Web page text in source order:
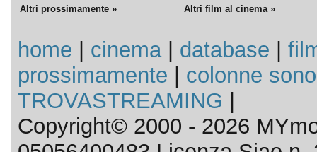
Altri prossimamente » Altri film al cinema »
home cinema| database
prossimamente
colonne
TROVASTREAMING
Copyright© 2000 - 2026